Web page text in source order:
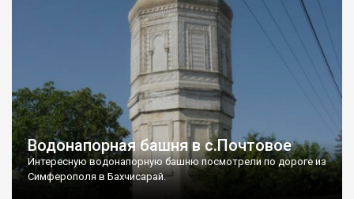
Водонапорная башня в с.Почтовое
Интересную водонапорную башню посмотрели по дороге из
Симферополя в Бахчисарай.